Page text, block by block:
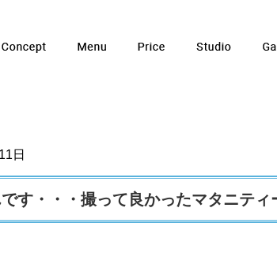
日
す・・・撮って良かったマタニティ